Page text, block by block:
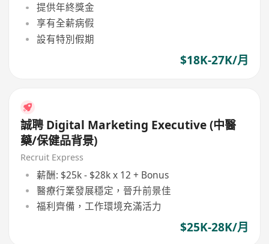
提供年終獎金
享有全薪病假
設有特別假期
$18K-27K/月
誠聘 Digital Marketing Executive (中醫
藥/保健品背景)
Recruit Express
薪酬: $25k - $28k x 12 + Bonus
醫療行業發展穩定，晉升前景佳
福利齊備，工作環境充滿活力
$25K-28K/月